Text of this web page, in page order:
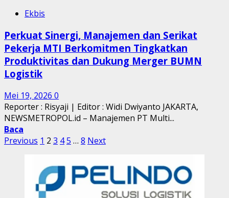
Ekbis
Perkuat Sinergi, Manajemen dan Serikat
Pekerja MTI Berkomitmen Tingkatkan
Produktivitas dan Dukung Merger BUMN
Logistik
Mei 19, 2026 0
Reporter : Risyaji | Editor : Widi Dwiyanto JAKARTA,
NEWSMETROPOL.id – Manajemen PT Multi...
Baca
Paginasi
Previous 1 2 3 45 … 8 Next